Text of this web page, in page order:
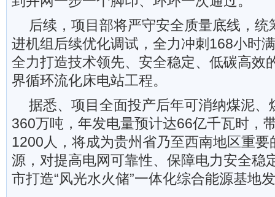
后续，项目部将严守安全质量底线，
进机组后续优化调试，全力冲刺168小时
全力打造技术领先、安全稳定、低碳高效
界循环流化床电站工程。
据悉、项目全面投产后年可消纳煤泥、
360万吨，年发电量预计达66亿千瓦时，
1200人，将成为贵州省乃至西南地区重
源，对提高电网可靠性、保障电力安全稳
市打造“风光水火储”一体化综合能源基地